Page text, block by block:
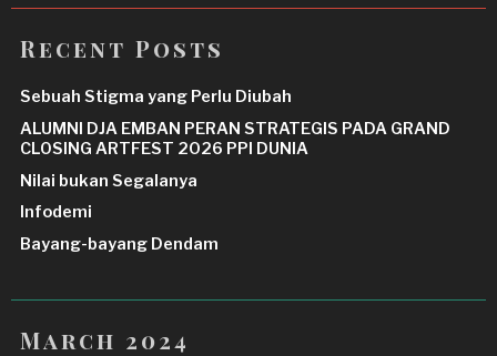
Recent Posts
Sebuah Stigma yang Perlu Diubah
ALUMNI DJA EMBAN PERAN STRATEGIS PADA GRAND
CLOSING ARTFEST 2026 PPI DUNIA
Nilai bukan Segalanya
Infodemi
Bayang-bayang Dendam
March 2024